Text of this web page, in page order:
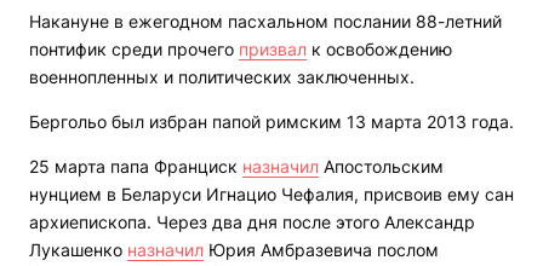
Накануне в ежегодном пасхальном послании 88-летний
понтифик среди прочего призвал к освобождению
военнопленных и политических заключенных.
Бергольо был избран папой римским 13 марта 2013 года.
25 марта папа Франциск назначил Апостольским
нунцием в Беларуси Игнацио Чефалия, присвоив ему сан
архиепископа. Через два дня после этого Александр
Лукашенко назначил Юрия Амбразевича послом